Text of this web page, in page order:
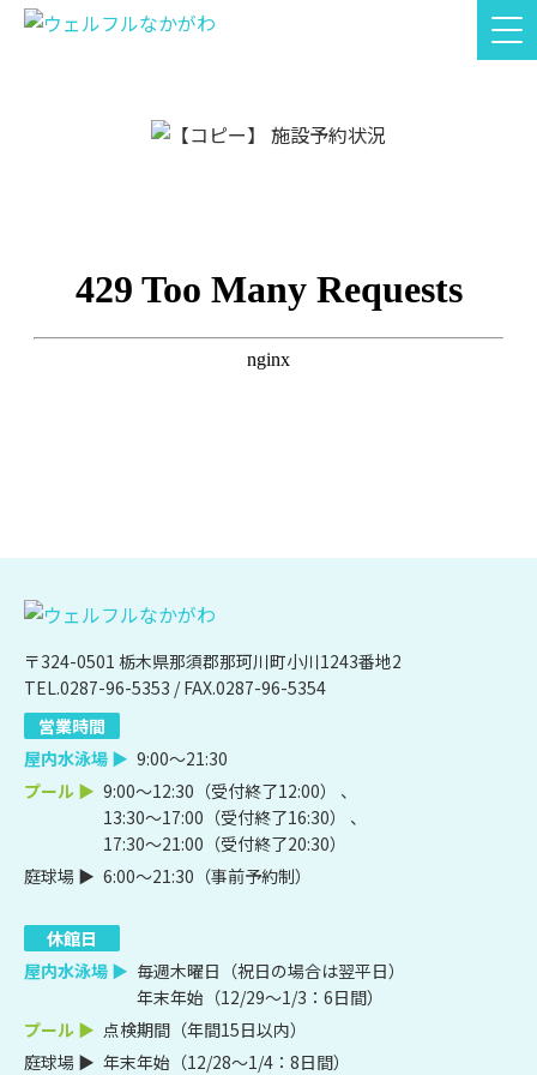
〒324-0501 栃木県那須郡那珂川町小川1243番地2
TEL.0287-96-5353 / FAX.0287-96-5354
営業時間
屋内水泳場 ▶ 9:00～21:30
プール ▶ 9:00～12:30（受付終了12:00） 、
13:30～17:00（受付終了16:30） 、
17:30～21:00（受付終了20:30）
庭球場 ▶ 6:00～21:30（事前予約制）
休館日
屋内水泳場 ▶ 毎週木曜日（祝日の場合は翌平日）
年末年始（12/29～1/3：6日間）
プール ▶ 点検期間（年間15日以内）
庭球場 ▶ 年末年始（12/28～1/4：8日間）